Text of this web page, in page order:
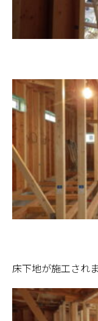
床下地が施工され